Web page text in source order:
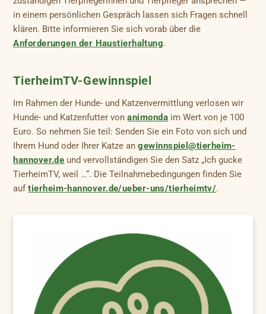
in einem persönlichen Gespräch lassen sich Fragen schnell
klären. Bitte informieren Sie sich vorab über die
Anforderungen der Haustierhaltung.
TierheimTV-Gewinnspiel
Im Rahmen der Hunde- und Katzenvermittlung verlosen wir
Hunde- und Katzenfutter vonanimonda im Wert von je 100
Euro. So nehmen Sie teil: Senden Sie ein Foto von sich und
Ihrem Hund oder Ihrer Katze angewinnspiel@tierheim-
hannover.de und vervollständigen Sie den Satz „Ich gucke
TierheimTV, weil …“. Die Teilnahmebedingungen finden Sie
auftierheim-hannover.de/ueber-uns/tierheimtv/.